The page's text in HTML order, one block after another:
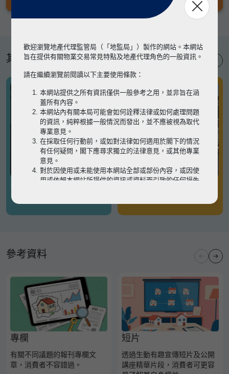
其他專題
有關凶宅
參考資料
專欄
有關不同議題的報刊專欄文
章，消費者不容錯過。
短片
透過生動有趣宣傳短片及公開
講座精華片段，消費者可更容
歡迎瀏覽地產代理監管局（「地監局」）製作的網站。本網站
旨在提供有關物業交易常見特點及地產代理角色的一般資訊。
請在繼續瀏覽前閱讀以下主要使用條款：
本網站提供之所有資訊僅供一般參考之用，並非旨在涵
蓋所有內容。
本網站內有關本局可能會如何詮釋法律或如何處理問題
的資訊，純粹根據一般情況而發出，並不應被視為取代
專業意見。
在採取任何行動前，或如對法律如何適用於閣下的情況
有任何疑問，閣下應尋求獨立的法律意見，或其他專業
意見。
對於因使用或未能使用本網站全部或部份內容，或因使
用或依賴本網站所提供的資訊或資料而引致的任何損失
瀏覽以細閱本網站使用條款的完整版本。如有任